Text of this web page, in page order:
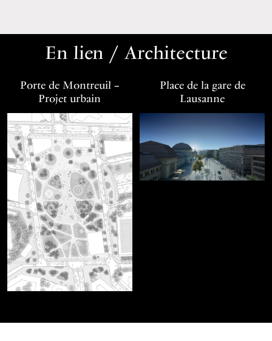
En lien / Architecture
Porte de Montreuil –
Projet urbain
Place de la gare de
Lausanne